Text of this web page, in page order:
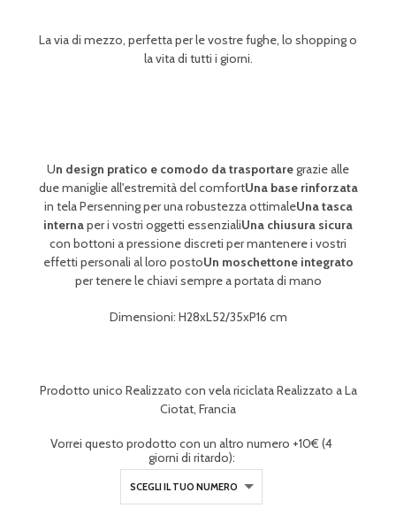
La via di mezzo, perfetta per le vostre fughe, lo shopping o
la vita di tutti i giorni.
Un design pratico e comodo da trasportaregrazie alle
due maniglie all'estremità del comfortUna base rinforzata
in tela Persenning per una robustezza ottimaleUna tasca
internaper i vostri oggetti essenzialiUna chiusura sicura
con bottoni a pressione discreti per mantenere i vostri
effetti personali al loro postoUn moschettone integrato
per tenere le chiavi sempre a portata di mano
Dimensioni: H28xL52/35xP16 cm
Prodotto unico Realizzato con vela riciclata Realizzato a La
Ciotat, Francia
Vorrei questo prodotto con un altro numero +10€ (4
giorni di ritardo):